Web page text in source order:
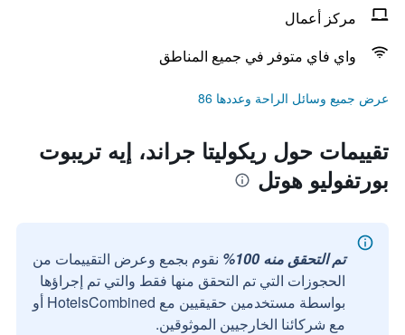
مركز أعمال
واي فاي متوفر في جميع المناطق
عرض جميع وسائل الراحة وعددها 86
تقييمات حول ريكوليتا جراند، إيه تريبوت
بورتفوليو هوتل
تم التحقق منه 100%
نقوم بجمع وعرض التقييمات من
الحجوزات التي تم التحقق منها فقط والتي تم إجراؤها
بواسطة مستخدمين حقيقيين مع HotelsCombined أو
مع شركائنا الخارجيين الموثوقين.